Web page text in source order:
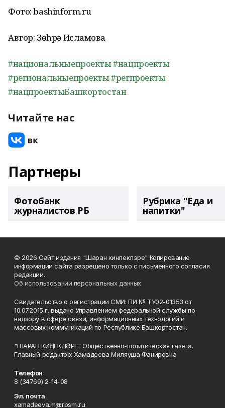
Фото: bashinform.ru
Автор: Зөһрә Исламова
#национальныепроекты#нацпроекты
#региональныепроекты#регпроекты
#нацпроектыБашкортостан
Читайте нас
Партнеры
Фотобанк
журналистов РБ
Рубрика "Еда и
напитки"
© 2026 Сайт издания "Шаран кинлеклэре" Копирование
информации сайта разрешено только с письменного согласия
редакции.
Об использовании персональных данных
Свидетельство о регистрации СМИ: ПИ № ТУ02-01353 от
10.07.2015 г. выдано Управлением федеральной службы по
надзору в сфере связи, информационных технологий и
массовых коммуникаций по Республике Башкортостан.
"ШАРАН КИҢЛЕКЛӘРЕ" Общественно-политическая газета.
Главный редактор: Хамадеева Миляуша Фанировна
Телефон
8 (34769) 2-14-08
Эл. почта
xamadeeva.m@rbsmi.ru